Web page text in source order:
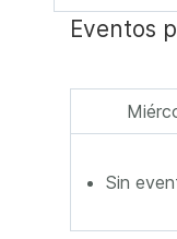
Eventos
Sin